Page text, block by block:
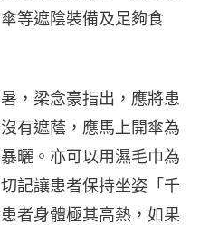
等遮陰裝備及足夠食
，梁念豪指出，應將患
有遮蔭，應馬上開傘為
曬。亦可以用濕毛巾為
記讓患者保持坐姿「千
者身體極其高熱，如果